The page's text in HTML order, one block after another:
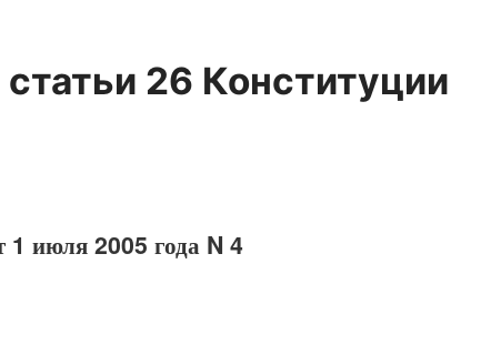
26 Конституции
1 июля 2005 года N 4